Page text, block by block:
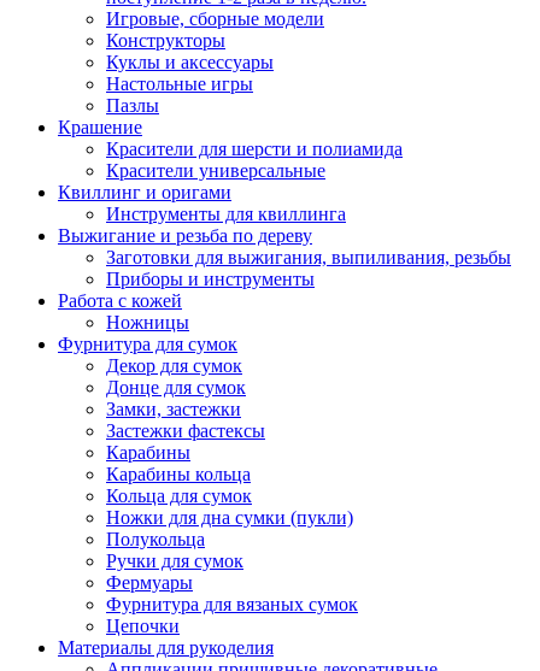
Игровые, сборные модели
Конструкторы
Куклы и аксессуары
Настольные игры
Пазлы
Крашение
Красители для шерсти и полиамида
Красители универсальные
Квиллинг и оригами
Инструменты для квиллинга
Выжигание и резьба по дереву
Заготовки для выжигания, выпиливания, резьбы
Приборы и инструменты
Работа с кожей
Ножницы
Фурнитура для сумок
Декор для сумок
Донце для сумок
Замки, застежки
Застежки фастексы
Карабины
Карабины кольца
Кольца для сумок
Ножки для дна сумки (пукли)
Полукольца
Ручки для сумок
Фермуары
Фурнитура для вязаных сумок
Цепочки
Материалы для рукоделия